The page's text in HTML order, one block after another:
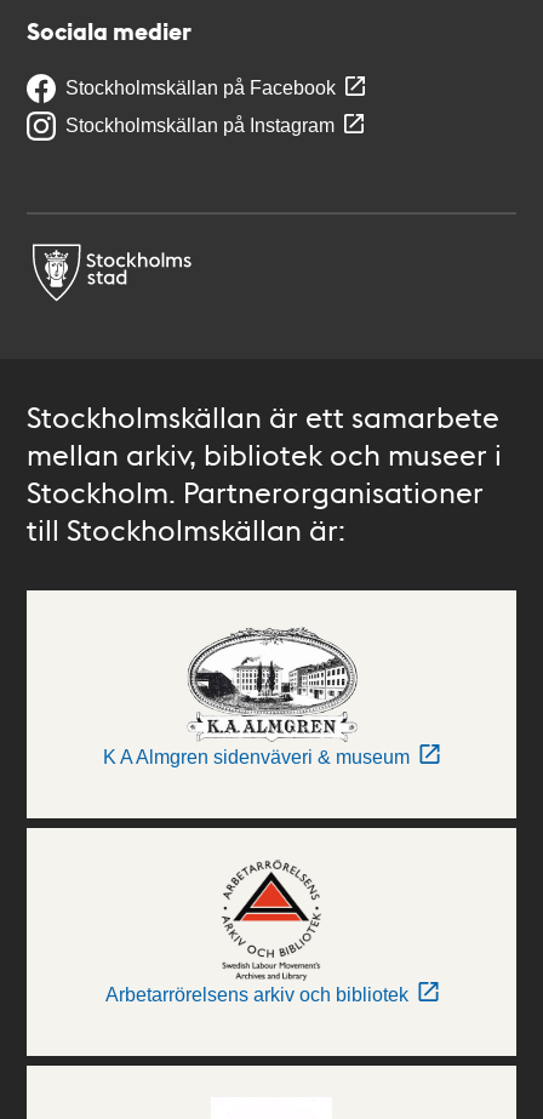
Sociala medier
Stockholmskällan på Facebook
Stockholmskällan på Instagram
Stockholmskällan är ett samarbete
mellan arkiv, bibliotek och museer i
Stockholm. Partnerorganisationer
till Stockholmskällan är:
K A Almgren sidenväveri & museum
Arbetarrörelsens arkiv och bibliotek